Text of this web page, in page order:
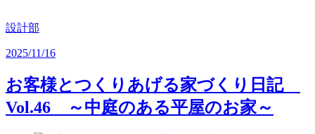
設計部
2025/11/16
お客様とつくりあげる家づくり日記
Vol.46 ～中庭のある平屋のお家～